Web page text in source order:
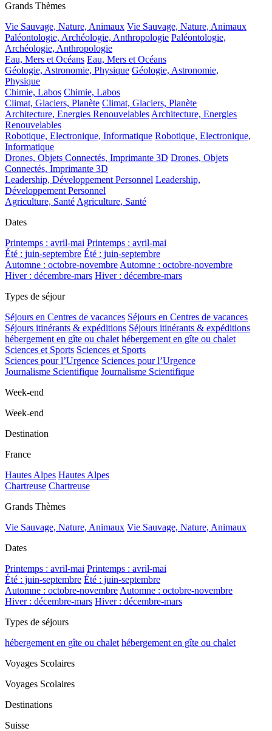
Grands Thèmes
Vie Sauvage, Nature, Animaux Vie Sauvage, Nature, Animaux
Paléontologie, Archéologie, Anthropologie Paléontologie,
Archéologie, Anthropologie
Eau, Mers et Océans Eau, Mers et Océans
Géologie, Astronomie, Physique Géologie, Astronomie,
Physique
Chimie, Labos Chimie, Labos
Climat, Glaciers, Planète Climat, Glaciers, Planète
Architecture, Energies Renouvelables Architecture, Energies
Renouvelables
Robotique, Electronique, Informatique Robotique, Electronique,
Informatique
Drones, Objets Connectés, Imprimante 3D Drones, Objets
Connectés, Imprimante 3D
Leadership, Développement Personnel Leadership,
Développement Personnel
Agriculture, Santé Agriculture, Santé
Dates
Printemps : avril-mai Printemps : avril-mai
Été : juin-septembre Été : juin-septembre
Automne : octobre-novembre Automne : octobre-novembre
Hiver : décembre-mars Hiver : décembre-mars
Types de séjour
Séjours en Centres de vacances Séjours en Centres de vacances
Séjours itinérants & expéditions Séjours itinérants & expéditions
hébergement en gîte ou chalet hébergement en gîte ou chalet
Sciences et Sports Sciences et Sports
Sciences pour l’Urgence Sciences pour l’Urgence
Journalisme Scientifique Journalisme Scientifique
Week-end
Week-end
Destination
France
Hautes Alpes Hautes Alpes
Chartreuse Chartreuse
Grands Thèmes
Vie Sauvage, Nature, Animaux Vie Sauvage, Nature, Animaux
Dates
Printemps : avril-mai Printemps : avril-mai
Été : juin-septembre Été : juin-septembre
Automne : octobre-novembre Automne : octobre-novembre
Hiver : décembre-mars Hiver : décembre-mars
Types de séjours
hébergement en gîte ou chalet hébergement en gîte ou chalet
Voyages Scolaires
Voyages Scolaires
Destinations
Suisse